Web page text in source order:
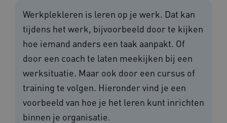
Werkplekleren is leren op je werk. Dat kan
tijdens het werk, bijvoorbeeld door te kijken
hoe iemand anders een taak aanpakt. Of
door een coach te laten meekijken bij een
werksituatie. Maar ook door een cursus of
training te volgen. Hieronder vind je een
voorbeeld van hoe je het leren kunt inrichten
binnen je organisatie.